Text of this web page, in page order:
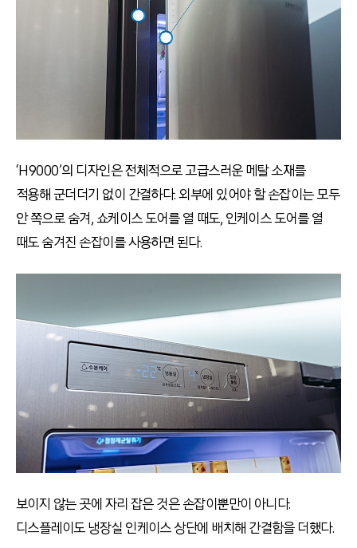
‘H9000’의 디자인은 전체적으로 고급스러운 메탈 소재를
적용해 군더더기 없이 간결하다. 외부에 있어야 할 손잡이는 모두
안 쪽으로 숨겨, 쇼케이스 도어를 열 때도, 인케이스 도어를 열
때도 숨겨진 손잡이를 사용하면 된다.
보이지 않는 곳에 자리 잡은 것은 손잡이뿐만이 아니다.
디스플레이도 냉장실 인케이스 상단에 배치해 간결함을 더했다.